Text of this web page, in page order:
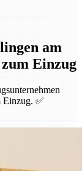
am
Einzug
Einzug. ✅